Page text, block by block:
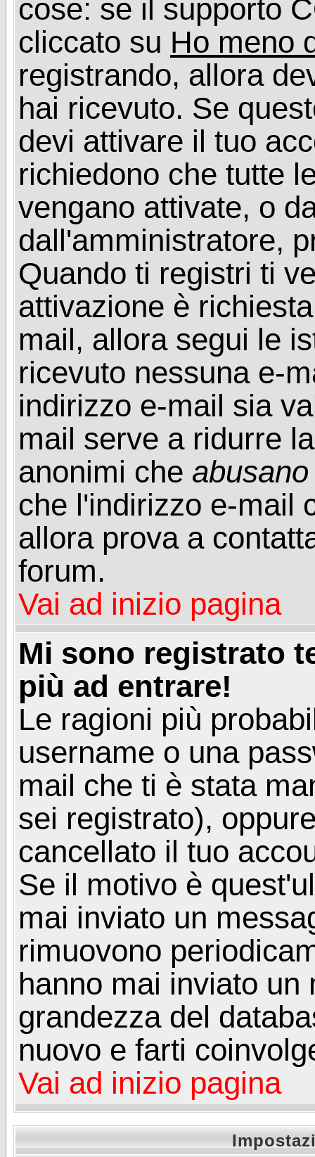
cose: se il supporto
cliccato su Ho meno
registrando, allora
hai ricevuto. Se
devi attivare il tuo
richiedono che tutte
vengano attivate, o
dall'amministratore,
Quando ti registri ti
attivazione è
mail, allora segui le
ricevuto nessuna e-
indirizzo e-mail sia
mail serve a ridurre
anonimi che abusano
che l'indirizzo e-mail
allora prova a
forum.
Vai ad inizio pagina
Mi sono registrato
più ad entrare!
Le ragioni più
username o una
mail che ti è stata
sei registrato),
cancellato il tuo
Se il motivo è
mai inviato un
rimuovono
hanno mai inviato
grandezza del
nuovo e farti
Vai ad inizio pagina